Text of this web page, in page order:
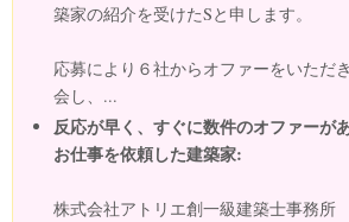
築家の紹介を受けたSと申します。
応募により６社からオファーをいただ
会し、...
反応が早く、すぐに数件のオファー
お仕事を依頼した建築家:
株式会社アトリエ創一級建築士事務所